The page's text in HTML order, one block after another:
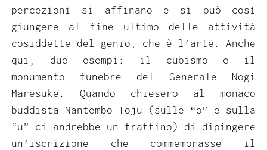
percezioni si affinano e si può così
giungere al fine ultimo delle attività
cosiddette del genio, che è l’arte. Anche
qui, due esempi: il cubismo e il
monumento funebre del Generale Nogi
Maresuke. Quando chiesero al monaco
buddista Nantembo Toju (sulle “o” e sulla
“u” ci andrebbe un trattino) di dipingere
un’iscrizione che commemorasse il